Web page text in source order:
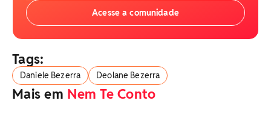
Acesse a comunidade
Tags:
Daniele Bezerra Deolane Bezerra
Mais em Nem Te Conto